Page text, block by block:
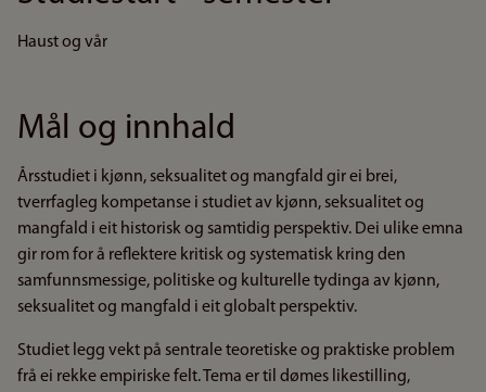
Haust og vår
Mål og innhald
Årsstudiet i kjønn, seksualitet og mangfald gir ei brei,
tverrfagleg kompetanse i studiet av kjønn, seksualitet og
mangfald i eit historisk og samtidig perspektiv. Dei ulike emna
gir rom for å reflektere kritisk og systematisk kring den
samfunnsmessige, politiske og kulturelle tydinga av kjønn,
seksualitet og mangfald i eit globalt perspektiv.
Studiet legg vekt på sentrale teoretiske og praktiske problem
frå ei rekke empiriske felt. Tema er til dømes likestilling,